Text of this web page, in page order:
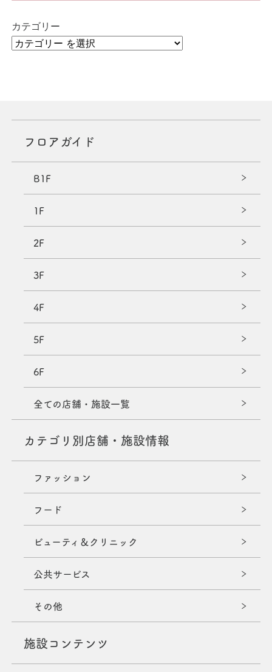
カテゴリー
フロアガイド
B1F
1F
2F
3F
4F
5F
6F
全ての店舗・施設一覧
カテゴリ別店舗・施設情報
ファッション
フード
ビューティ＆クリニック
公共サービス
その他
施設コンテンツ